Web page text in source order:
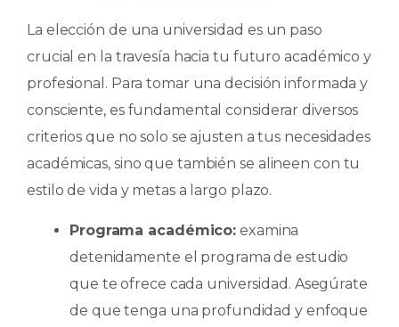
La elección de una universidad es un paso
crucial en la travesía hacia tu futuro académico y
profesional. Para tomar una decisión informada y
consciente, es fundamental considerar diversos
criterios que no solo se ajusten a tus necesidades
académicas, sino que también se alineen con tu
estilo de vida y metas a largo plazo.
Programa académico: examina
detenidamente el programa de estudio
que te ofrece cada universidad. Asegúrate
de que tenga una profundidad y enfoque